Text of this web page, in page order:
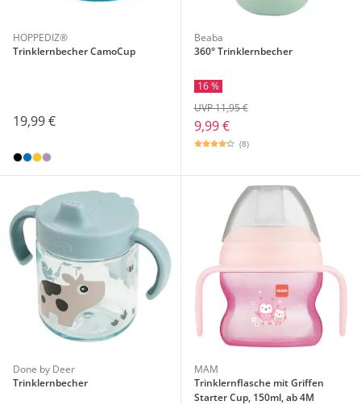
HOPPEDIZ®
Trinklernbecher CamoCup
19,99 €
Beaba
360° Trinklernbecher
16 %
9,99 €
UVP 11,95 €
(8)
Done by Deer
Trinklernbecher
MAM
Trinklernflasche mit Griffen
Starter Cup, 150ml, ab 4M